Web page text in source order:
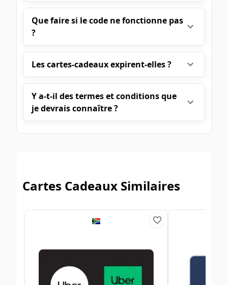
Que faire si le code ne fonctionne pas
?
Les cartes-cadeaux expirent-elles ?
Y a-t-il des termes et conditions que
je devrais connaître ?
Cartes Cadeaux Similaires